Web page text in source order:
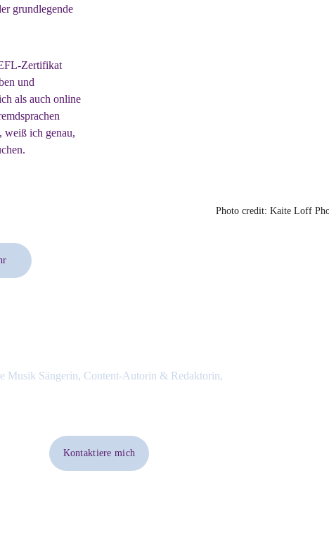
grundlegende
Zertifikat
und
als auch online
weiß ich genau,
Photo credit: Kaite Loff
Musik Sängerin, Content-Autorin & Redaktorin,
Kontaktiere mich